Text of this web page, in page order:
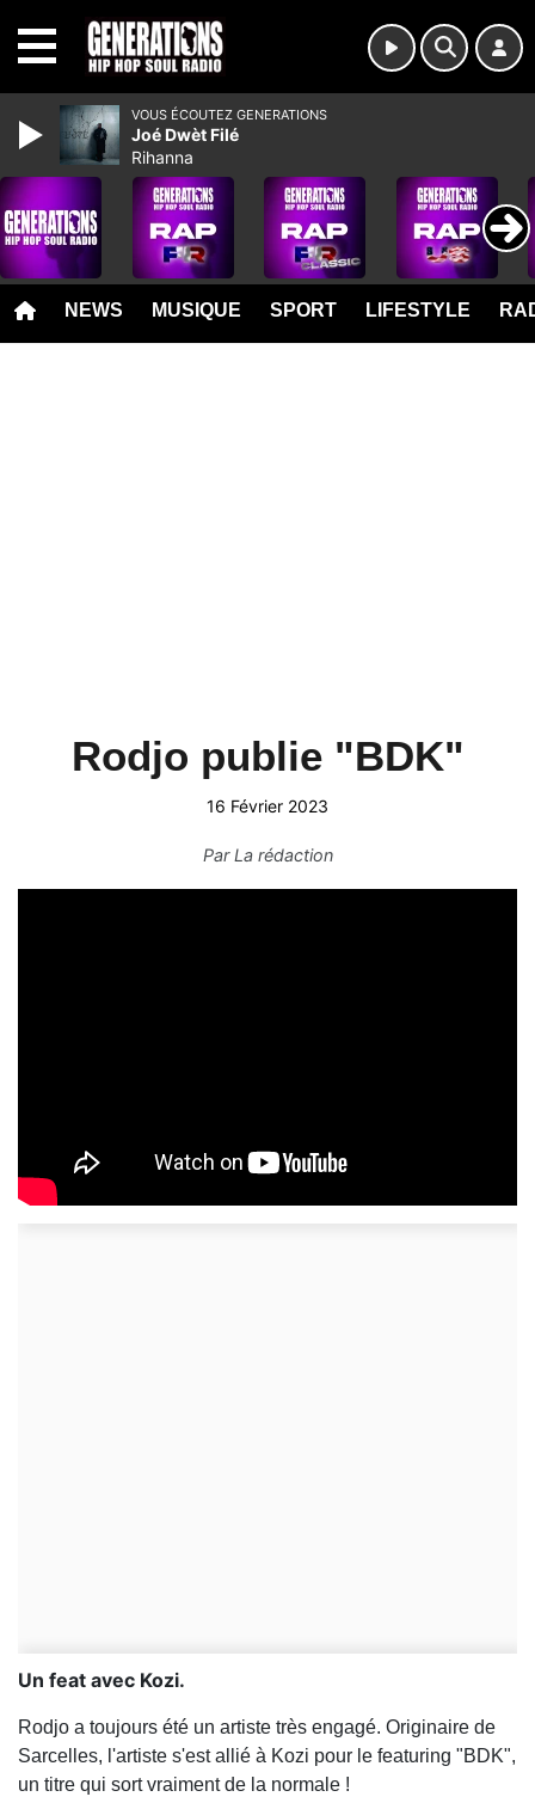
NEWS MUSIQUE SPORT LIFESTYLE
Rodjo publie "BDK"
16 Février 2023
ParLa rédaction
Un feat avec Kozi.
Rodjo a toujours été un artiste très engagé. Originaire de
Sarcelles, l'artiste s'est allié à Kozi pour le featuring "BDK",
un titre qui sort vraiment de la normale !
VOUS ÉCOUTEZ GENERATIONS
Joé Dwèt Filé
Rihanna